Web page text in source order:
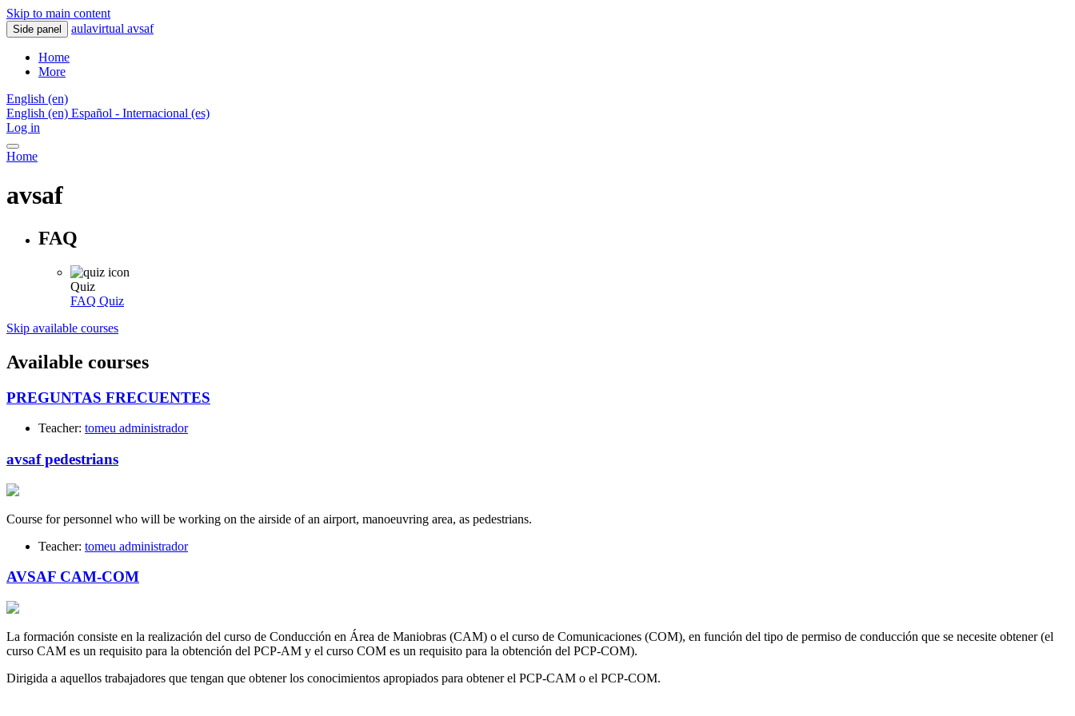
Skip to main content
Side panel aulavirtual avsaf
Home
More
English ‎(en)‎
English ‎(en)‎ Español - Internacional ‎(es)‎
Log in
Home
avsaf
FAQ
Quiz
FAQ Quiz
Skip available courses
Available courses
PREGUNTAS FRECUENTES
Teacher: tomeu administrador
avsaf pedestrians
Course for personnel who will be working on the airside of an airport, manoeuvring area, as pedestrians.
Teacher: tomeu administrador
AVSAF CAM-COM
La formación consiste en la realización del curso de Conducción en Área de Maniobras (CAM) o el curso de Comunicaciones (COM), en función del tipo de permiso de conducción que se necesite obtener (el
curso CAM es un requisito para la obtención del PCP-AM y el curso COM es un requisito para la obtención del PCP-COM).
Dirigida a aquellos trabajadores que tengan que obtener los conocimientos apropiados para obtener el PCP-CAM o el PCP-COM.